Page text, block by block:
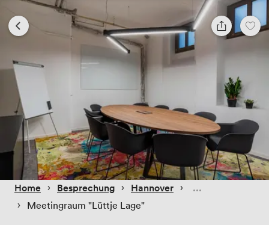
Home › Besprechung › Hannover ›
› Meetingraum "Lüttje Lage"